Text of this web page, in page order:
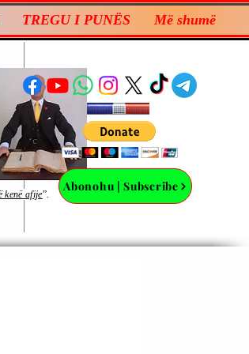
TREGU I PUNËS Më shumë
Abonohu | Subscribe
kenë afije”.